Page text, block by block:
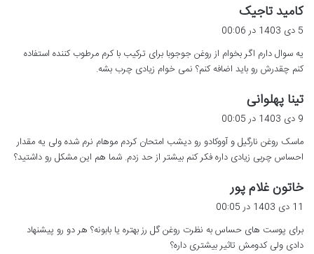
کامید تاجیک
ف
:
5 دی 1403 در 00:06
یه سوال دارم اگر بخوام از روغن جوجوبا برای ترکیب با کرم مرطوب کننده استفاده
کنم چقدرش رو باید اضافه کنم؟ نمی خوام زیادی چرب بشه.
تینا پهلوانی
ف
:
9 دی 1403 در 00:05
ماسک روغن نارگیل و آووکادو رو دیشب امتحان کردم موهام نرم شده ولی یه مقدار
احساس چربی زیادی داره فکر کنم بیشتر از حد زدم. شما هم این مشکل رو داشتید؟
خاتون غلام پور
ف
:
11 دی 1403 در 00:05
برای پوست های حساس به نظرت روغن گل رز بهتره یا بابونه؟ هر دو رو پیشنهاد
دادی ولی کدومش تاثیر بیشتری داره؟